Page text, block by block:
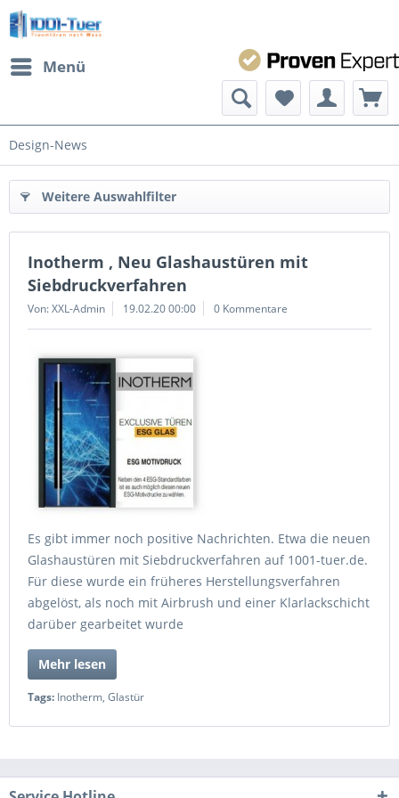
Menü
Design-News
Weitere Auswahlfilter
Inotherm , Neu Glashaustüren mit
Siebdruckverfahren
Von: XXL-Admin 19.02.20 00:00 0 Kommentare
Es gibt immer noch positive Nachrichten. Etwa die neuen
Glashaustüren mit Siebdruckverfahren auf 1001-tuer.de.
Für diese wurde ein früheres Herstellungsverfahren
abgelöst, als noch mit Airbrush und einer Klarlackschicht
darüber gearbeitet wurde
Mehr lesen
Tags: Inotherm, Glastür